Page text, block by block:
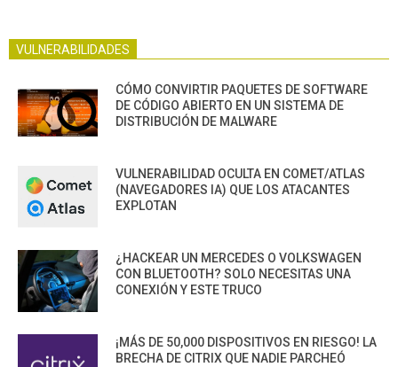
VULNERABILIDADES
CÓMO CONVIRTIR PAQUETES DE SOFTWARE
DE CÓDIGO ABIERTO EN UN SISTEMA DE
DISTRIBUCIÓN DE MALWARE
VULNERABILIDAD OCULTA EN COMET/ATLAS
(NAVEGADORES IA) QUE LOS ATACANTES
EXPLOTAN
¿HACKEAR UN MERCEDES O VOLKSWAGEN
CON BLUETOOTH? SOLO NECESITAS UNA
CONEXIÓN Y ESTE TRUCO
¡MÁS DE 50,000 DISPOSITIVOS EN RIESGO! LA
BRECHA DE CITRIX QUE NADIE PARCHEÓ